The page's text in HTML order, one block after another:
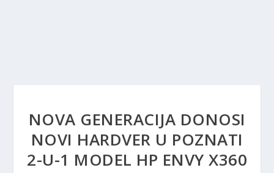
NOVA GENERACIJA DONOSI
NOVI HARDVER U POZNATI
2-U-1 MODEL HP ENVY X360